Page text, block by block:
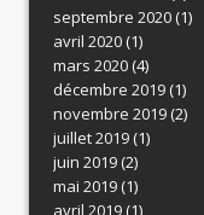
septembre 2020(1)
avril 2020(1)
mars 2020(4)
décembre 2019(1)
novembre 2019(2)
juillet 2019(1)
juin 2019(2)
mai 2019(1)
avril 2019(1)